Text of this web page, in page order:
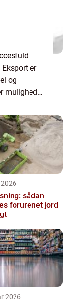
er
og
mulighed
til
sådan
forurenet jord
2026